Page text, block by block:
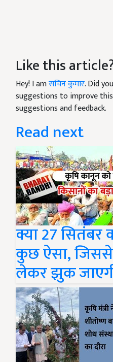
Like this
Hey! I amसचिन कुमार. Did
suggestions to improve
suggestions and feedback.
Read next
क्या 27
कुछ ऐसा, जिससे
लेकर झुक